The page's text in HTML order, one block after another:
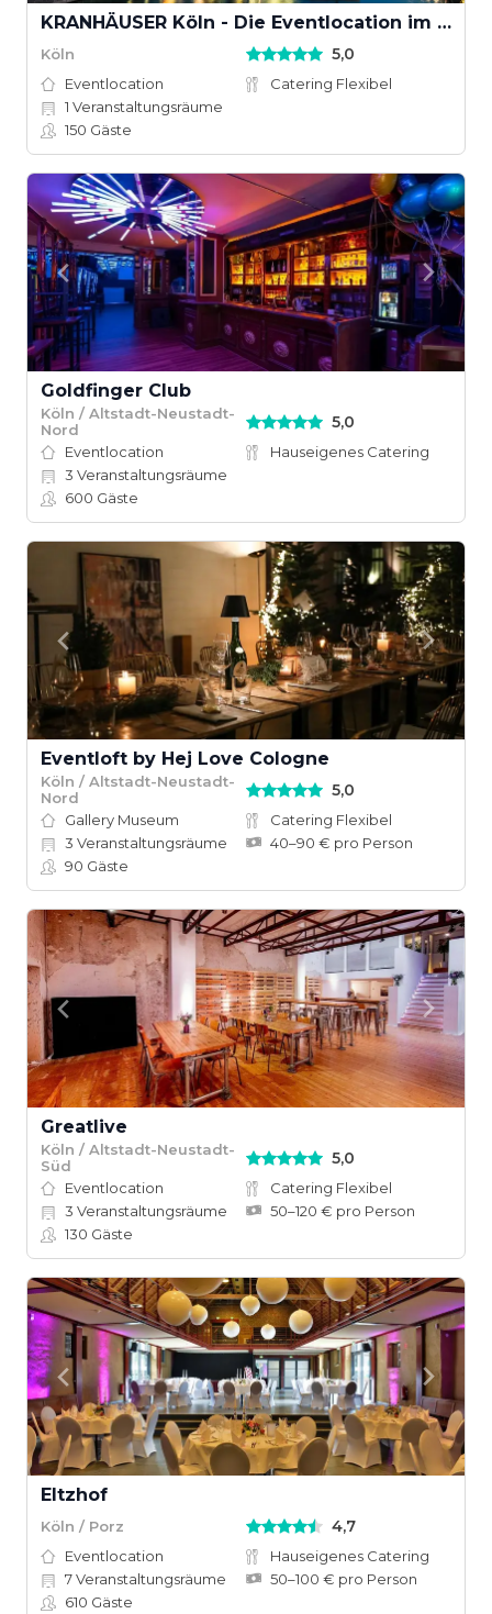
KRANHÄUSER Köln - Die Eventlocation im KRANHAUS NORD am Rhein
Köln 5,0
Eventlocation
Catering Flexibel
1 Veranstaltungsräume
150 Gäste
Goldfinger Club
Köln / Altstadt-Neustadt-
Nord
5,0
Eventlocation
Hauseigenes Catering
3 Veranstaltungsräume
600 Gäste
Eventloft by Hej Love Cologne
Köln / Altstadt-Neustadt-
Nord
5,0
Gallery Museum
Catering Flexibel
3 Veranstaltungsräume
40–90 € pro Person
90 Gäste
Greatlive
Köln / Altstadt-Neustadt-
Süd
5,0
Eventlocation
Catering Flexibel
3 Veranstaltungsräume
50–120 € pro Person
130 Gäste
Eltzhof
Köln / Porz 4,7
Eventlocation
Hauseigenes Catering
7Veranstaltungsräume
50–100 € pro Person
610 Gäste